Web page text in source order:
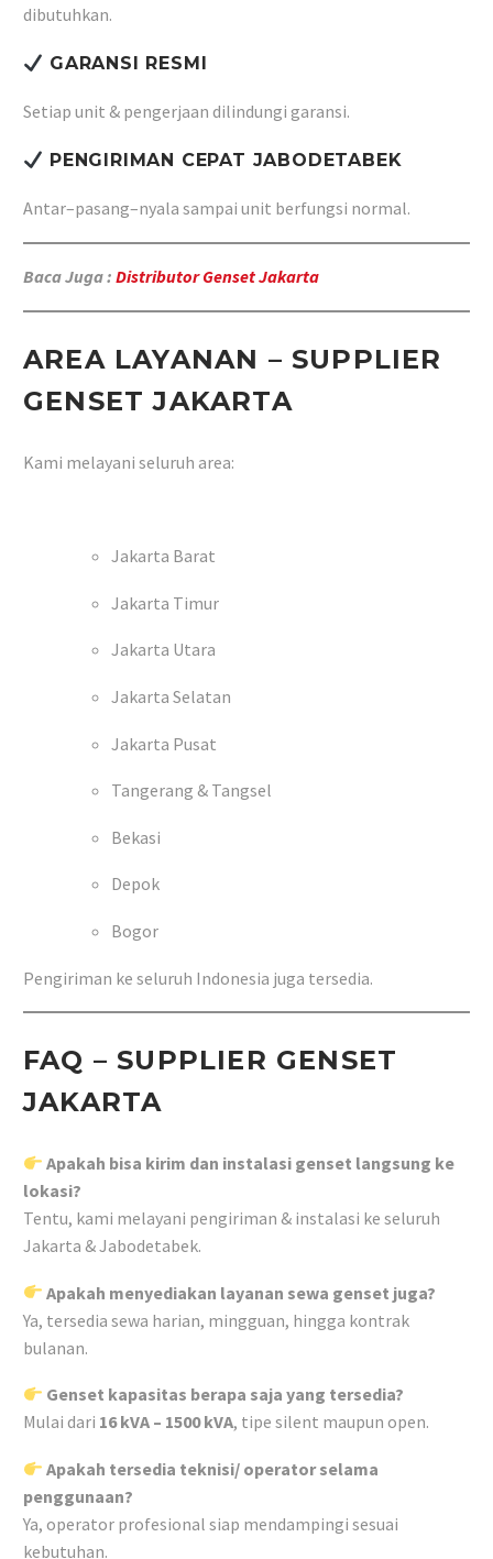
dibutuhkan.
GARANSI RESMI
Setiap unit & pengerjaan dilindungi garansi.
PENGIRIMAN CEPAT JABODETABEK
Antar–pasang–nyala sampai unit berfungsi normal.
Baca Juga : Distributor Genset Jakarta
AREA LAYANAN – SUPPLIER
GENSET JAKARTA
Kami melayani seluruh area:
Jakarta Barat
Jakarta Timur
Jakarta Utara
Jakarta Selatan
Jakarta Pusat
Tangerang & Tangsel
Bekasi
Depok
Bogor
Pengiriman ke seluruh Indonesia juga tersedia.
FAQ – SUPPLIER GENSET
JAKARTA
Apakah bisa kirim dan instalasi genset langsung ke
lokasi?
Tentu, kami melayani pengiriman & instalasi ke seluruh
Jakarta & Jabodetabek.
Apakah menyediakan layanan sewa genset juga?
Ya, tersedia sewa harian, mingguan, hingga kontrak
bulanan.
Genset kapasitas berapa saja yang tersedia?
Mulai dari 16 kVA – 1500 kVA, tipe silent maupun open.
Apakah tersedia teknisi/ operator selama
penggunaan?
Ya, operator profesional siap mendampingi sesuai
kebutuhan.